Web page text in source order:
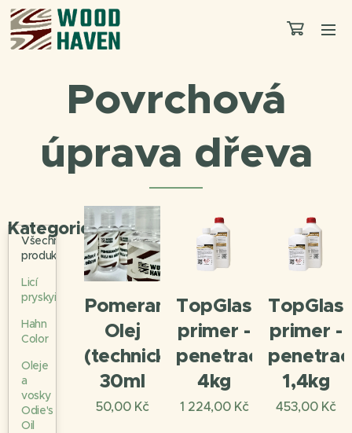
Povrchová
úprava dřeva
Kategorie
Všechny
produkty
Licí
pryskyřice
Hahn
Color
Oleje
a
vosky
Odie's
Oil
Pomerančový
Olej
(technický)
30ml
50,00Kč
TopGlass
primer -
penetrace
4kg
1 224,00Kč
primer -
1,4kg
453,00Kč